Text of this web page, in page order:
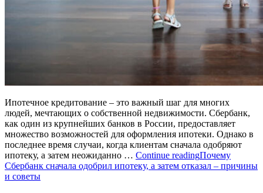
Ипотечное кредитование – это важный шаг для многих
людей, мечтающих о собственной недвижимости. Сбербанк,
как один из крупнейших банков в России, предоставляет
множество возможностей для оформления ипотеки. Однако в
последнее время случаи, когда клиентам сначала одобряют
ипотеку, а затем неожиданно … Continue readingПочему
Сбербанк сначала одобрил ипотеку, а затем отказал – причины
и советы